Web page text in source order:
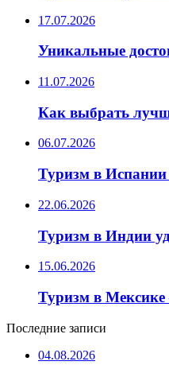
17.07.2026
Уникальные
11.07.2026
Как выбрать
06.07.2026
Туризм в
22.06.2026
Туризм в Индии
15.06.2026
Туризм в Мексике
Последние записи
04.08.2026